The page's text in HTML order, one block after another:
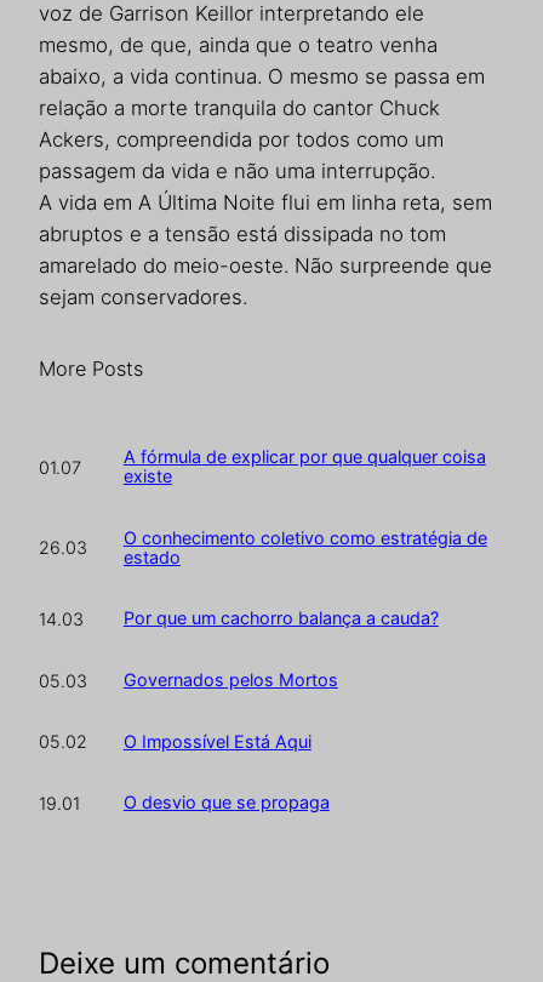
voz de Garrison Keillor interpretando ele
mesmo, de que, ainda que o teatro venha
abaixo, a vida continua. O mesmo se passa em
relação a morte tranquila do cantor Chuck
Ackers, compreendida por todos como um
passagem da vida e não uma interrupção.
A vida em A Última Noite flui em linha reta, sem
abruptos e a tensão está dissipada no tom
amarelado do meio-oeste. Não surpreende que
sejam conservadores.
More Posts
01.07
A fórmula de explicar por que qualquer coisa
existe
26.03
O conhecimento coletivo como estratégia de
estado
14.03 Por que um cachorro balança a cauda?
05.03 Governados pelos Mortos
05.02 O Impossível Está Aqui
19.01 O desvio que se propaga
Deixe um comentário